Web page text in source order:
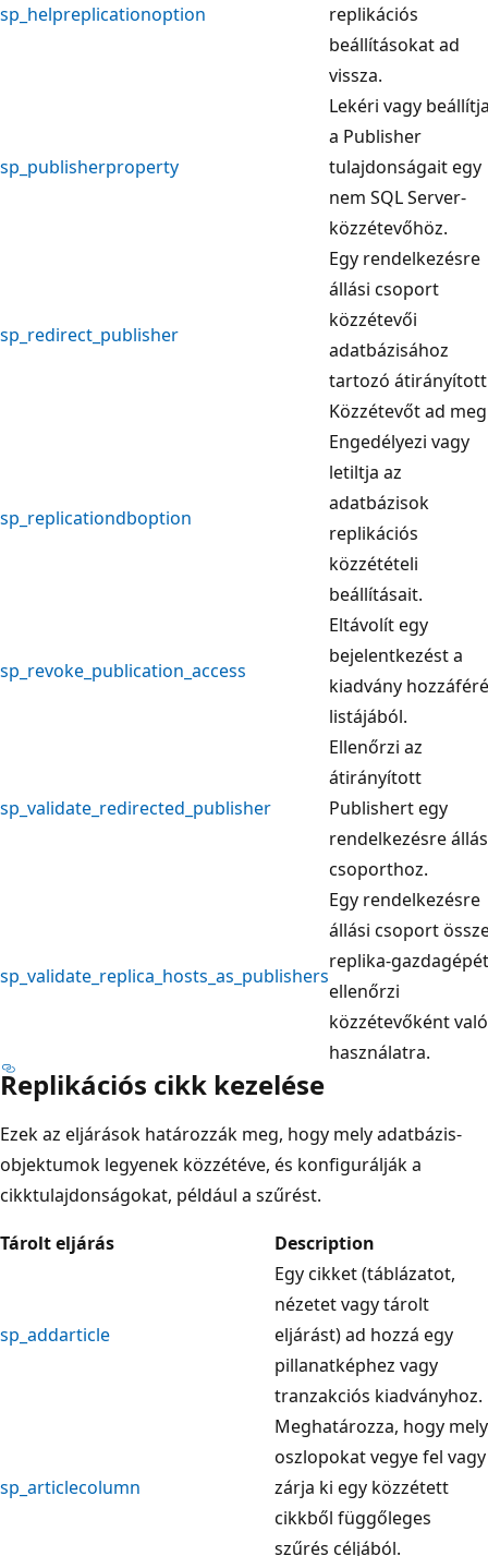
sp_helpreplicationoption
replikációs
beállításokat ad
vissza.
sp_publisherproperty
Lekéri vagy
a Publisher
tulajdonságait egy
nem SQL Server-
közzétevőhöz.
sp_redirect_publisher
Egy rendelkezésre
állási csoport
közzétevői
adatbázisához
tartozó átirányított
Közzétevőt ad
sp_replicationdboption
Engedélyezi vagy
letiltja az
adatbázisok
replikációs
közzétételi
beállításait.
sp_revoke_publication_access
Eltávolít egy
bejelentkezést a
kiadvány
listájából.
sp_validate_redirected_publisher
Ellenőrzi az
átirányított
Publishert egy
rendelkezésre
csoporthoz.
sp_validate_replica_hosts_as_publishers
Egy rendelkezésre
állási csoport
replika-gazdagépét
ellenőrzi
közzétevőként való
használatra.
Replikációs cikk kezelése
Ezek az eljárások határozzák meg, hogy mely adatbázis-
objektumok legyenek közzétéve, és konfigurálják a
cikktulajdonságokat, például a szűrést.
Tárolt eljárás
Description
sp_addarticle
Egy cikket (táblázatot,
nézetet vagy tárolt
eljárást) ad hozzá egy
pillanatképhez vagy
tranzakciós kiadványhoz.
sp_articlecolumn
Meghatározza, hogy mely
oszlopokat vegye fel vagy
zárja ki egy közzétett
cikkből függőleges
szűrés céljából.